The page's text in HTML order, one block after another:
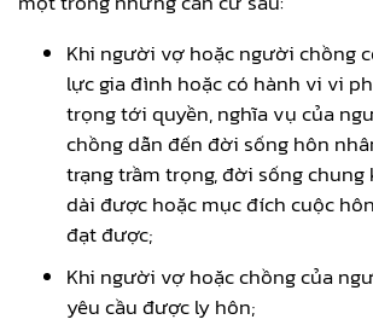
Khi người vợ hoặc người chồng
lực gia đình hoặc có hành vi vi
trọng tới quyền, nghĩa vụ của
chồng dẫn đến đời sống hôn
trạng trầm trọng, đời sống chung
dài được hoặc mục đích cuộc
đạt được;
Khi người vợ hoặc chồng của
yêu cầu được ly hôn;